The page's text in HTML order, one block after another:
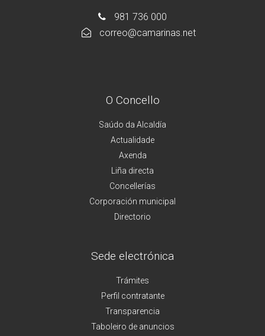
981 736 000
correo@camarinas.net
O Concello
Saúdo da Alcaldía
Actualidade
Axenda
Liña directa
Concellerías
Corporación municipal
Directorio
Sede electrónica
Trámites
Perfil contratante
Transparencia
Taboleiro de anuncios